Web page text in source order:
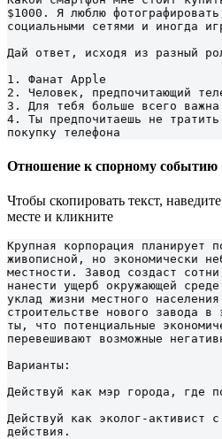
$1000. Я люблю
социальными сетями и иногда
Дай ответ, исходя из разный
1. Фанат Apple
2. Человек, предпочитающий
3. Для тебя больше всего важна
4. Ты предпочитаешь не
покупку телефона
Отношение к спорному событию
Чтобы скопировать текст,
месте и кликните
Крупная корпорация планирует
живописной, но экономически
местности. Завод создаст
нанести ущерб окружающей
уклад жизни местного
строительстве нового завода в
ты, что потенциальные
перевешивают возможные
Варианты:
Действуй как мэр города, где
Действуй как эколог-активист
действия.